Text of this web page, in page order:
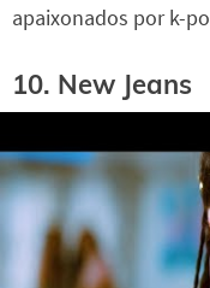
apaixonados por k-
10. New Jeans